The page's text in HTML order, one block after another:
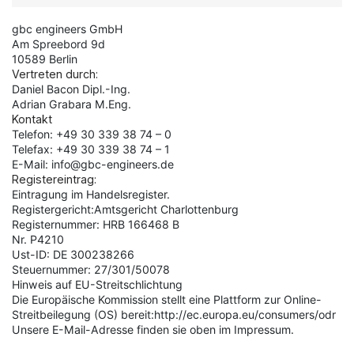
gbc engineers GmbH
Am Spreebord 9d
10589 Berlin
Vertreten durch:
Daniel Bacon Dipl.-Ing.
Adrian Grabara M.Eng.
Kontakt
Telefon: +49 30 339 38 74 – 0
Telefax: +49 30 339 38 74 – 1
E-Mail: info@gbc-engineers.de
Registereintrag:
Eintragung im Handelsregister.
Registergericht:Amtsgericht Charlottenburg
Registernummer: HRB 166468 B
Nr. P4210
Ust-ID: DE 300238266
Steuernummer: 27/301/50078
Hinweis auf EU-Streitschlichtung
Die Europäische Kommission stellt eine Plattform zur Online-
Streitbeilegung (OS) bereit:http://ec.europa.eu/consumers/odr
Unsere E-Mail-Adresse finden sie oben im Impressum.